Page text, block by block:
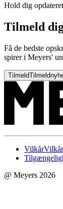
Hold dig opdateret
Tilmeld
Få de bedste
spirer i Meyers'
TilmeldTilmeld
VilkårVilkår
@ Meyers 2026